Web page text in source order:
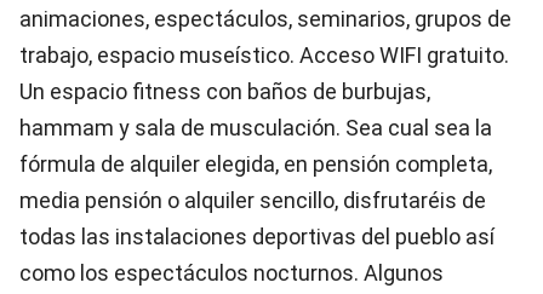
animaciones, espectáculos, seminarios, grupos de
trabajo, espacio museístico. Acceso WIFI gratuito.
Un espacio fitness con baños de burbujas,
hammam y sala de musculación. Sea cual sea la
fórmula de alquiler elegida, en pensión completa,
media pensión o alquiler sencillo, disfrutaréis de
todas las instalaciones deportivas del pueblo así
como los espectáculos nocturnos. Algunos